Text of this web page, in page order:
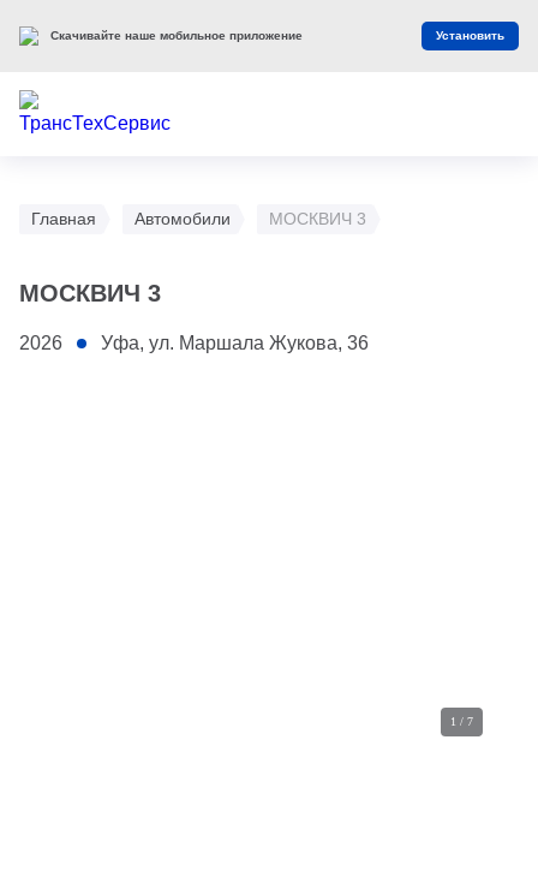
Главная Автомобили МОСКВИЧ 3
МОСКВИЧ 3
2026 Уфа, ул. Маршала Жукова, 36
1 / 7
Скачивайте наше мобильное приложение Установить